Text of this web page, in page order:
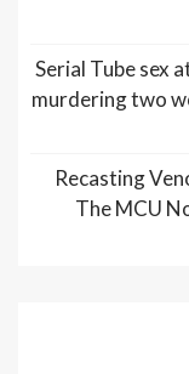
Serial Tube sex
murdering two
Recasting
The MCU